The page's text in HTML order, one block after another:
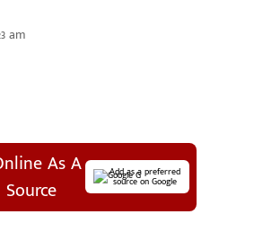
am
As A
Add as a preferred
source on Google